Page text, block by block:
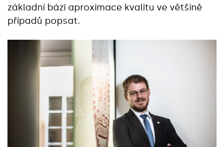
základní bázi aproximace kvalitu ve většině
případů popsat.